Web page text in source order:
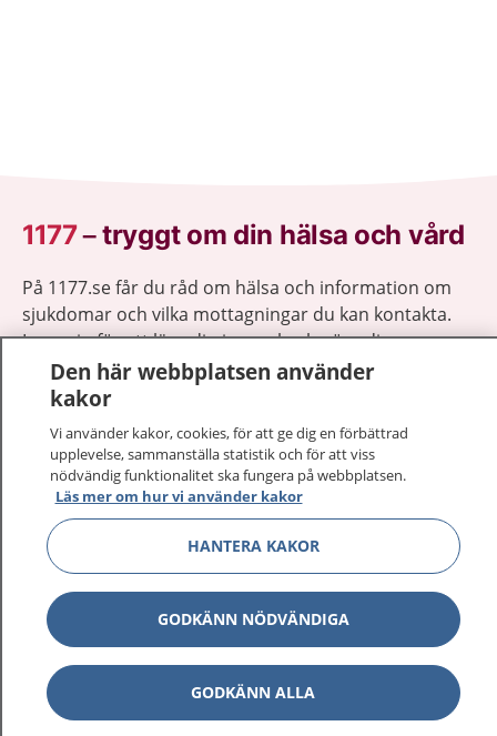
1177–tryggt om din hälsa och vård
På 1177.se får du råd om hälsa och information om
sjukdomar och vilka mottagningar du kan kontakta.
Logga in för att läsa din journal och göra dina
vårdärenden. Ring telefonnummer 1177 för
sjukvårdsrådgivning dygnet runt.
1177 på flera språk Visa
Om 1177 Visa
Kontakt Visa
Den här webbplatsen använder
kakor
Vi använder kakor, cookies, för att ge dig en förbättrad
upplevelse, sammanställa statistik och för att viss
nödvändig funktionalitet ska fungera på webbplatsen.
Läs mer om hur vi använder kakor
HANTERA KAKOR
GODKÄNN NÖDVÄNDIGA
GODKÄNN ALLA